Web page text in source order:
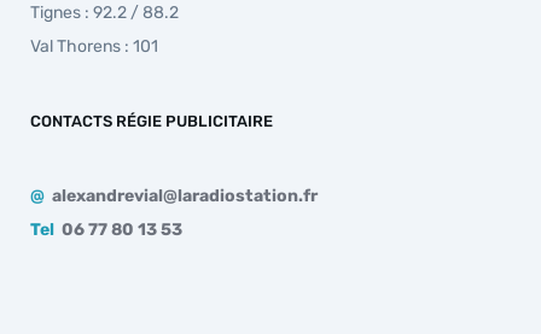
Tignes : 92.2 / 88.2
Val Thorens : 101
CONTACTS RÉGIE PUBLICITAIRE
@ alexandrevial@laradiostation.fr
Tel 06 77 80 13 53